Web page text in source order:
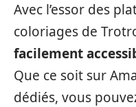
Avec l’essor des
coloriages de
facilement
Que ce soit sur
dédiés, vous